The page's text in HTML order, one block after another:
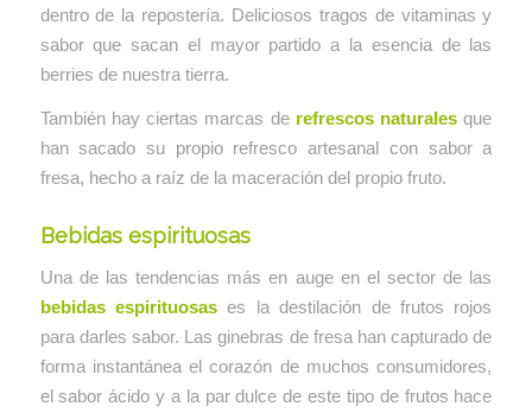
dentro de la repostería. Deliciosos tragos de vitaminas y
sabor que sacan el mayor partido a la esencia de las
berries de nuestra tierra.
También hay ciertas marcas derefrescos naturales que
han sacado su propio refresco artesanal con sabor a
fresa, hecho a raíz de la maceración del propio fruto.
Bebidas espirituosas
Una de las tendencias más en auge en el sector de las
bebidas espirituosas es la destilación de frutos rojos
para darles sabor. Las ginebras de fresa han capturado de
forma instantánea el corazón de muchos consumidores,
el sabor ácido y a la par dulce de este tipo de frutos hace